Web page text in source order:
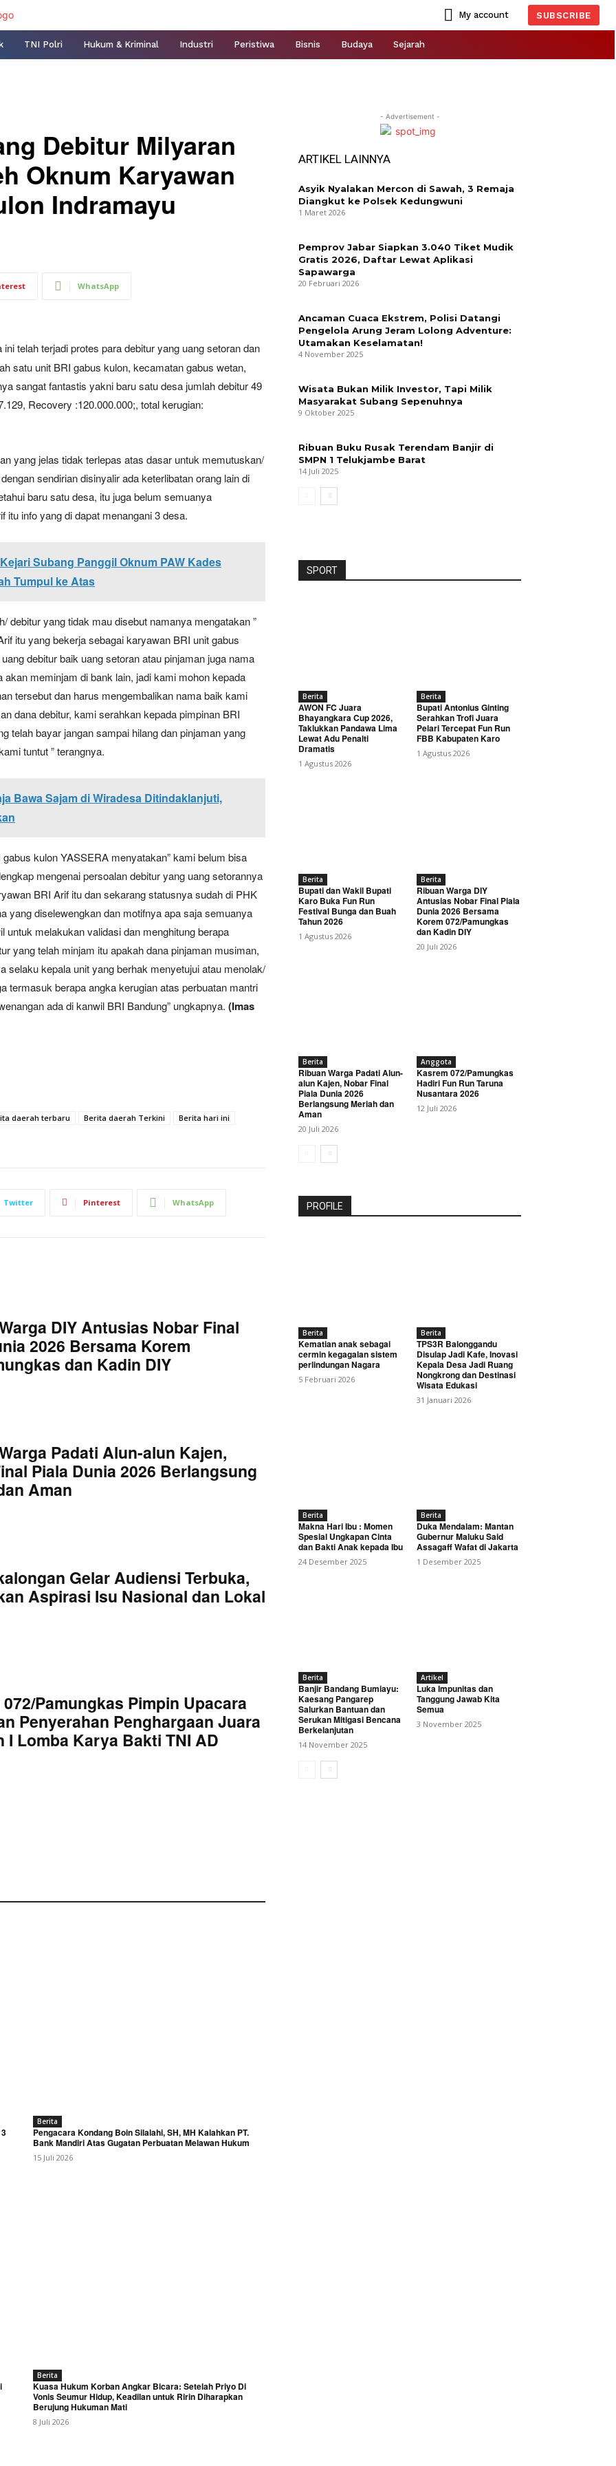
Company
Tingkat Jabar 2026, Wadah Pengembangan Talenta Seni dan Sastra Siswa
My account SUBSCRIBE
TNI Polri Hukum & Kriminal Industri Peristiwa Bisnis Budaya Sejarah
Debitur Milyaran
Oknum Karyawan
Indramayu
WhatsApp
ini telah terjadi protes para debitur yang uang setoran dan
satu unit BRI gabus kulon, kecamatan gabus wetan,
sangat fantastis yakni baru satu desa jumlah debitur 49
Recovery :120.000.000;, total kerugian:
yang jelas tidak terlepas atas dasar untuk memutuskan/
sendirian disinyalir ada keterlibatan orang lain di
baru satu desa, itu juga belum semuanya
info yang di dapat menangani 3 desa.
Subang Panggil Oknum PAW Kades
Tumpul ke Atas
debitur yang tidak mau disebut namanya mengatakan ”
itu yang bekerja sebagai karyawan BRI unit gabus
debitur baik uang setoran atau pinjaman juga nama
meminjam di bank lain, jadi kami mohon kepada
tersebut dan harus mengembalikan nama baik kami
dana debitur, kami serahkan kepada pimpinan BRI
telah bayar jangan sampai hilang dan pinjaman yang
tuntut ” terangnya.
Bawa Sajam di Wiradesa Ditindaklanjuti,
kulon YASSERA menyatakan” kami belum bisa
mengenai persoalan debitur yang uang setorannya
BRI Arif itu dan sekarang statusnya sudah di PHK
yang diselewengkan dan motifnya apa saja semuanya
melakukan validasi dan menghitung berapa
yang telah minjam itu apakah dana pinjaman musiman,
selaku kepala unit yang berhak menyetujui atau menolak/
termasuk berapa angka kerugian atas perbuatan mantri
ada di kanwil BRI Bandung” ungkapnya. (Imas
daerah terbaru Berita daerah Terkini
Berita hari ini
Twitter Pinterest WhatsApp
DIY Antusias Nobar Final
2026 Bersama Korem
dan Kadin DIY
Padati Alun-alun Kajen,
Piala Dunia 2026 Berlangsung
Aman
Gelar Audiensi Terbuka,
Aspirasi Isu Nasional dan Lokal
Pamungkas Pimpin Upacara
Penyerahan Penghargaan Juara
I Lomba Karya Bakti TNI AD
Berita
Pengacara Kondang Boin Silalahi, SH, MH Kalahkan PT.
Bank Mandiri Atas Gugatan Perbuatan Melawan Hukum
15 Juli 2026
Berita
Kuasa Hukum Korban Angkar Bicara: Setelah Priyo Di
Vonis Seumur Hidup, Keadilan untuk Ririn Diharapkan
Berujung Hukuman Mati
8 Juli 2026
- Advertisement -
ARTIKEL LAINNYA
Asyik Nyalakan Mercon di Sawah, 3 Remaja
Diangkut ke Polsek Kedungwuni
1 Maret 2026
Pemprov Jabar Siapkan 3.040 Tiket Mudik
Gratis 2026, Daftar Lewat Aplikasi
Sapawarga
20 Februari 2026
Ancaman Cuaca Ekstrem, Polisi Datangi
Pengelola Arung Jeram Lolong Adventure:
Utamakan Keselamatan!
4 November 2025
Wisata Bukan Milik Investor, Tapi Milik
Masyarakat Subang Sepenuhnya
9 Oktober 2025
Ribuan Buku Rusak Terendam Banjir di
SMPN 1 Telukjambe Barat
14 Juli 2025
SPORT
Berita
AWON FC Juara
Bhayangkara Cup 2026,
Taklukkan Pandawa Lima
Lewat Adu Penalti
Dramatis
1 Agustus 2026
Berita
Bupati Antonius Ginting
Serahkan Trofi Juara
Pelari Tercepat Fun Run
FBB Kabupaten Karo
1 Agustus 2026
Berita
Bupati dan Wakil Bupati
Karo Buka Fun Run
Festival Bunga dan Buah
Tahun 2026
1 Agustus 2026
Berita
Ribuan Warga DIY
Antusias Nobar Final Piala
Dunia 2026 Bersama
Korem 072/Pamungkas
dan Kadin DIY
20 Juli 2026
Berita
Ribuan Warga Padati Alun-
alun Kajen, Nobar Final
Piala Dunia 2026
Berlangsung Meriah dan
Aman
20 Juli 2026
Anggota
Kasrem 072/Pamungkas
Hadiri Fun Run Taruna
Nusantara 2026
12 Juli 2026
PROFILE
Berita
Kematian anak sebagai
cermin kegagalan sistem
perlindungan Nagara
5 Februari 2026
Berita
TPS3R Balonggandu
Disulap Jadi Kafe, Inovasi
Kepala Desa Jadi Ruang
Nongkrong dan Destinasi
Wisata Edukasi
31 Januari 2026
Berita
Makna Hari Ibu : Momen
Spesial Ungkapan Cinta
dan Bakti Anak kepada Ibu
24 Desember 2025
Berita
Duka Mendalam: Mantan
Gubernur Maluku Said
Assagaff Wafat di Jakarta
1 Desember 2025
Berita
Banjir Bandang Bumiayu:
Kaesang Pangarep
Salurkan Bantuan dan
Serukan Mitigasi Bencana
Berkelanjutan
14 November 2025
Artikel
Luka Impunitas dan
Tanggung Jawab Kita
Semua
3 November 2025